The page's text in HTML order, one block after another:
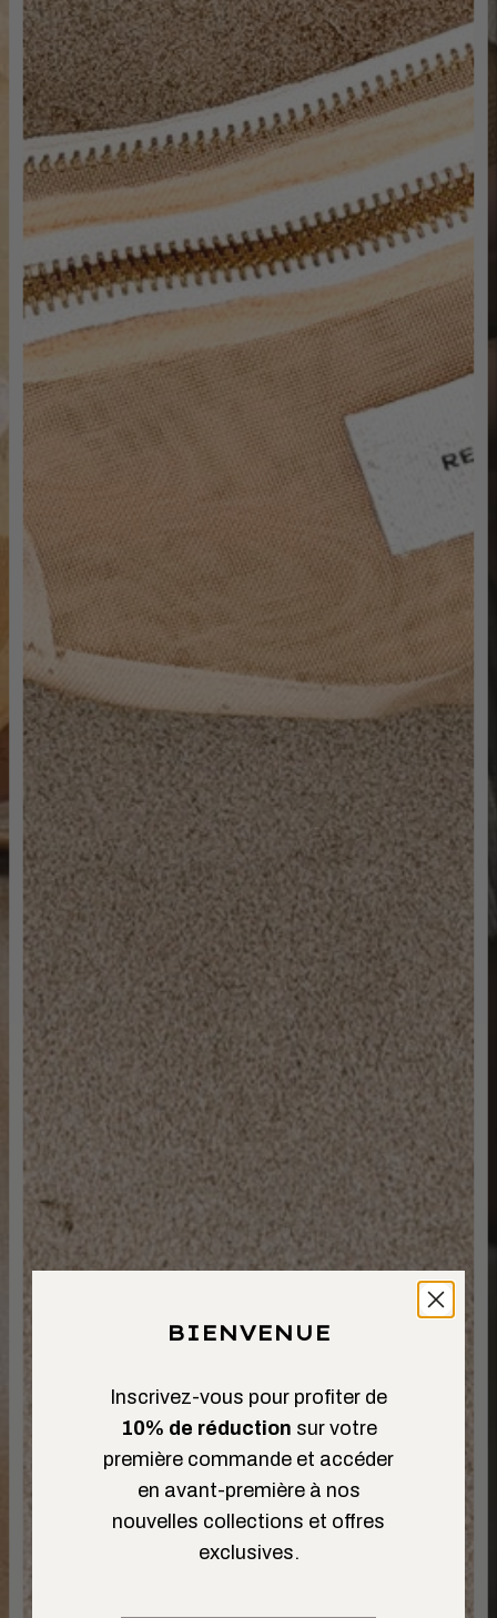
BIENVENUE
Inscrivez-vous pour profiter de
10% de réduction sur votre
première commande et accéder
en avant-première à nos
nouvelles collections et offres
exclusives.